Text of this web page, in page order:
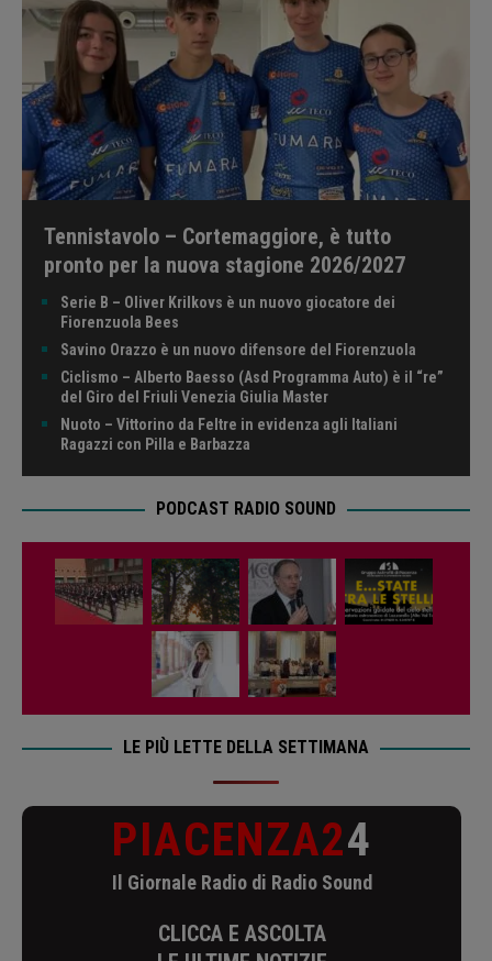
Tennistavolo – Cortemaggiore, è tutto
pronto per la nuova stagione 2026/2027
Serie B – Oliver Krilkovs è un nuovo giocatore dei
Fiorenzuola Bees
Savino Orazzo è un nuovo difensore del Fiorenzuola
Ciclismo – Alberto Baesso (Asd Programma Auto) è il “re”
del Giro del Friuli Venezia Giulia Master
Nuoto – Vittorino da Feltre in evidenza agli Italiani
Ragazzi con Pilla e Barbazza
PODCAST RADIO SOUND
LE PIÙ LETTE DELLA SETTIMANA
PIACENZA24
Il Giornale Radio di Radio Sound
CLICCA E ASCOLTA